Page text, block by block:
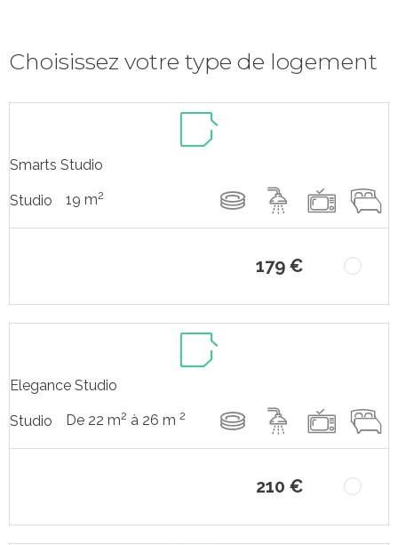
Choisissez votre type de logement
Smarts Studio
Studio 19 m2
179 €
Elegance Studio
Studio De 22 m2 à 26 m 2
210 €